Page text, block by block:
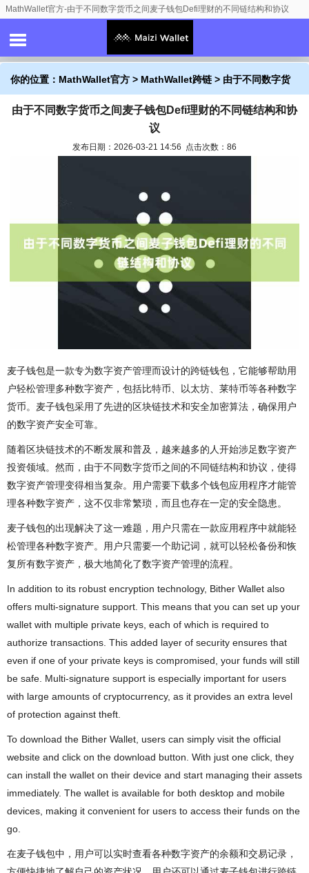
MathWallet官方-由于不同数字货币之间麦子钱包Defi理财的不同链结构和协议
你的位置： MathWallet官方 > MathWallet跨链 > 由于不同数字货
币之间麦子钱包Defi理财的不同链结构和协议
由于不同数字货币之间麦子钱包Defi理财的不同链结构和协
议
发布日期：2026-03-21 14:56 点击次数：86
麦子钱包是一款专为数字资产管理而设计的跨链钱包，它能够帮助用
户轻松管理多种数字资产，包括比特币、以太坊、莱特币等各种数字
货币。麦子钱包采用了先进的区块链技术和安全加密算法，确保用户
的数字资产安全可靠。
随着区块链技术的不断发展和普及，越来越多的人开始涉足数字资产
投资领域。然而，由于不同数字货币之间的不同链结构和协议，使得
数字资产管理变得相当复杂。用户需要下载多个钱包应用程序才能管
理各种数字资产，这不仅非常繁琐，而且也存在一定的安全隐患。
麦子钱包的出现解决了这一难题，用户只需在一款应用程序中就能轻
松管理各种数字资产。用户只需要一个助记词，就可以轻松备份和恢
复所有数字资产，极大地简化了数字资产管理的流程。
In addition to its robust encryption technology, Bither Wallet also
offers multi-signature support. This means that you can set up your
wallet with multiple private keys, each of which is required to
authorize transactions. This added layer of security ensures that
even if one of your private keys is compromised, your funds will still
be safe. Multi-signature support is especially important for users
with large amounts of cryptocurrency, as it provides an extra level
of protection against theft.
To download the Bither Wallet, users can simply visit the official
website and click on the download button. With just one click, they
can install the wallet on their device and start managing their assets
immediately. The wallet is available for both desktop and mobile
devices, making it convenient for users to access their funds on the
go.
在麦子钱包中，用户可以实时查看各种数字资产的余额和交易记录，